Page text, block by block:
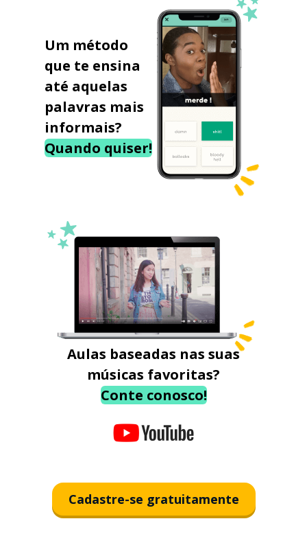
Um método
que te ensina
até aquelas
palavras mais
informais?
Quando quiser!
Aulas baseadas nas suas
músicas favoritas?
Conte conosco!
Cadastre-se gratuitamente